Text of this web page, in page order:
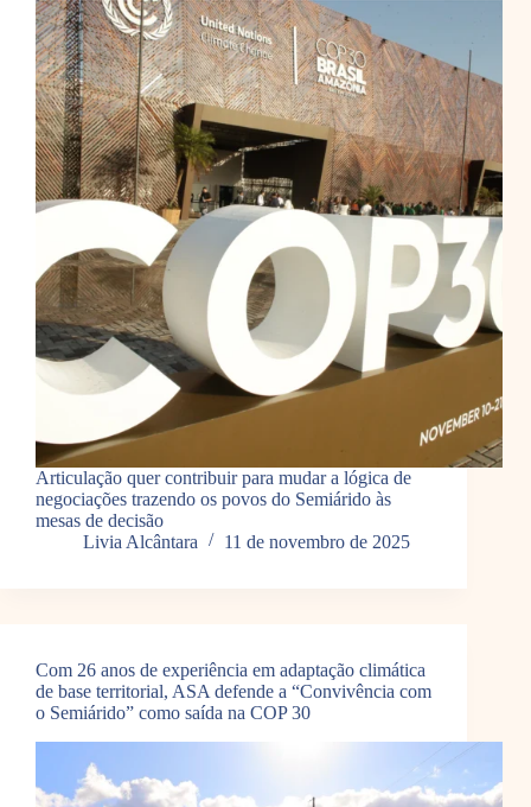
Articulação quer contribuir para mudar a lógica de
negociações trazendo os povos do Semiárido às
mesas de decisão
Livia Alcântara
11 de novembro de 2025
Com 26 anos de experiência em adaptação climática
de base territorial, ASA defende a “Convivência com
o Semiárido” como saída na COP 30